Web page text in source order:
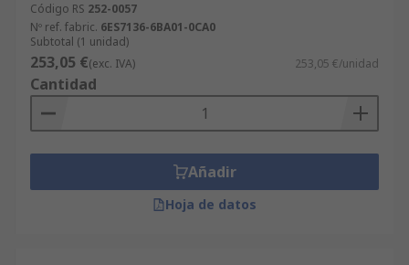
Código RS 252-0057
Nº ref. fabric. 6ES7136-6BA01-0CA0
Subtotal (1 unidad)
253,05 €(exc. IVA) 253,05 €/unidad
Cantidad
Añadir
Hoja de datos